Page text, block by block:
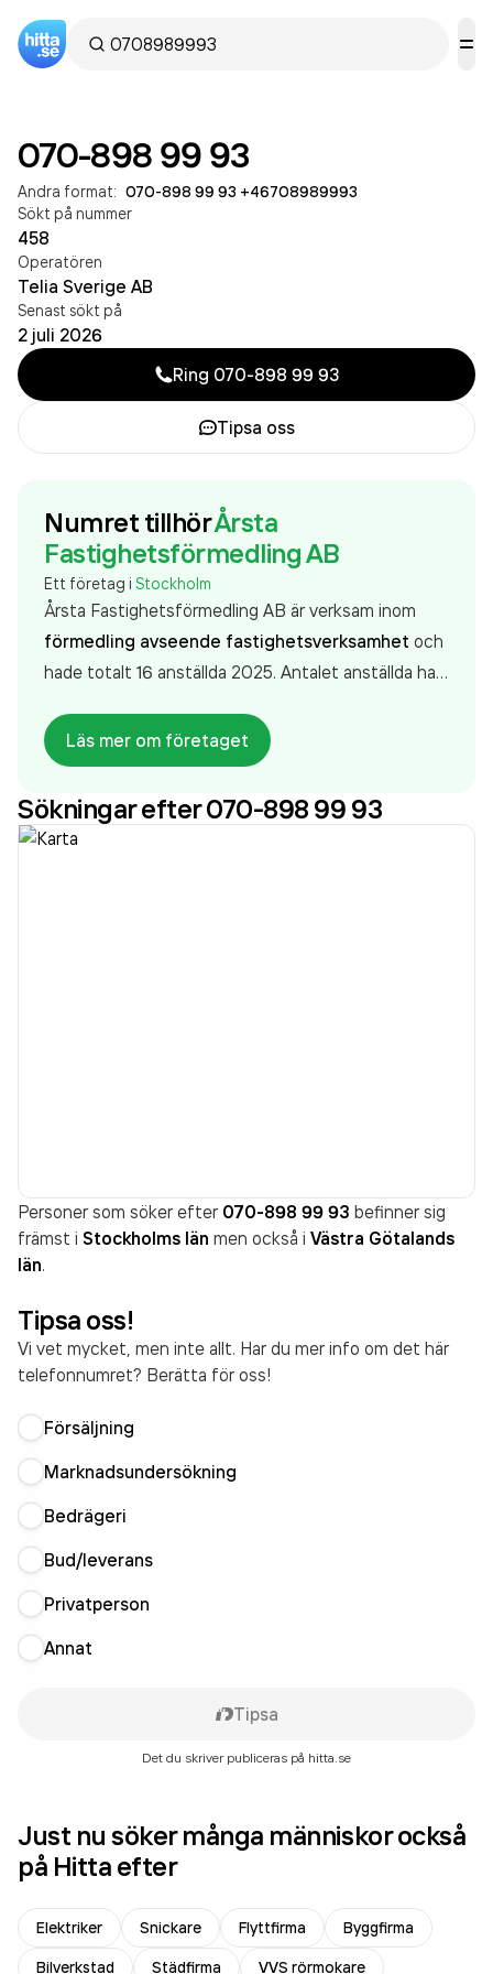
070-898 99 93
Andra format: 070-898 99 93 +46708989993
Sökt på nummer
458
Operatören
Telia Sverige AB
Senast sökt på
2 juli 2026
Ring 070-898 99 93
Tipsa oss
Numret tillhörÅrsta
Fastighetsförmedling AB
Ett företag i Stockholm
Årsta Fastighetsförmedling AB är verksam inom
förmedling avseende fastighetsverksamhet och
hade totalt 16 anställda 2025. Antalet anställda har
personer på företaget. Bolaget är ett aktiebolag
som varit aktivt sedan 2010. Årsta
Fastighetsförmedling ABomsatte
18 017 000,00 krsenaste räkenskapsåret (2025).
Läs mer om företaget
Sökningar efter 070-898 99 93
Personer som söker efter 070-898 99 93 befinner sig
främst i Stockholms län men också i Västra Götalands
län.
Tipsa oss!
Vi vet mycket, men inte allt. Har du mer info om det här
telefonnumret? Berätta för oss!
Försäljning
Marknadsundersökning
Bedrägeri
Bud/leverans
Privatperson
Annat
Tipsa
Det du skriver publiceras på hitta.se
Just nu söker många människor också
på Hitta efter
Elektriker Snickare Flyttfirma
Byggfirma
Bilverkstad
Städfirma VVS rörmokare